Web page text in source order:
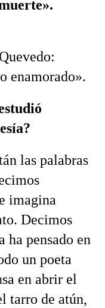
enamorado».
las palabras
imagina
Decimos
ha pensado en
un poeta
en abrir el
tarro de atún,